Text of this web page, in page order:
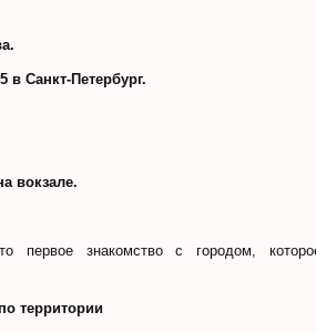
Санкт-Петербург.
вокзале.
первое знакомство с городом,
территории